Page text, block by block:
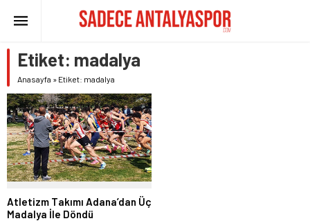
Etiket: madalya
Anasayfa » Etiket: madalya
Atletizm Takımı Adana’dan Üç
Madalya İle Döndü